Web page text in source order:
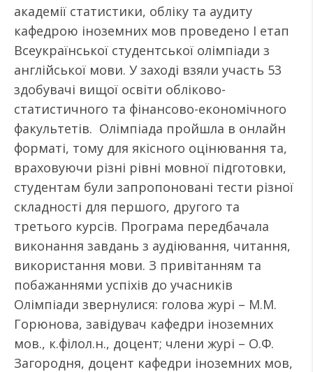
академії статистики, обліку та аудиту
кафедрою іноземних мов проведено І етап
Всеукраїнської студентської олімпіади з
англійської мови. У заході взяли участь 53
здобувачі вищої освіти обліково-
статистичного та фінансово-економічного
факультетів. Олімпіада пройшла в онлайн
форматі, тому для якісного оцінювання та,
враховуючи різні рівні мовної підготовки,
студентам були запропоновані тести різної
складності для першого, другого та
третього курсів. Програма передбачала
виконання завдань з аудіювання, читання,
використання мови. З привітанням та
побажаннями успіхів до учасників
Олімпіади звернулися: голова журі – М.М.
Горюнова, завідувач кафедри іноземних
мов., к.філол.н., доцент; члени журі – О.Ф.
Загородня, доцент кафедри іноземних мов,